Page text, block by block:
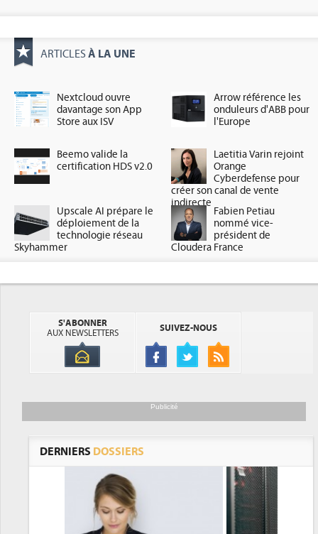
ARTICLES À LA UNE
Nextcloud ouvre
davantage son App
Store aux ISV
Arrow référence les
onduleurs d'ABB pour
l'Europe
Beemo valide la
certification HDS v2.0
Laetitia Varin rejoint
Orange
Cyberdefense pour
créer son canal de vente
indirecte
Upscale AI prépare le
déploiement de la
technologie réseau
Skyhammer
Fabien Petiau
nommé vice-
président de
Cloudera France
S'ABONNER
AUX NEWSLETTERS
SUIVEZ-NOUS
Publicité
DERNIERS DOSSIERS